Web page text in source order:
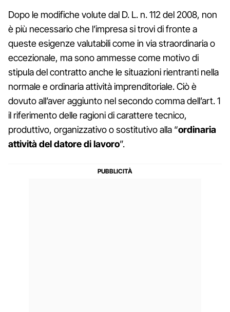
Dopo le modifiche volute dal D. L. n. 112 del 2008, non
è più necessario che l’impresa si trovi di fronte a
queste esigenze valutabili come in via straordinaria o
eccezionale, ma sono ammesse come motivo di
stipula del contratto anche le situazioni rientranti nella
normale e ordinaria attività imprenditoriale. Ciò è
dovuto all’aver aggiunto nel secondo comma dell’art. 1
il riferimento delle ragioni di carattere tecnico,
produttivo, organizzativo o sostitutivo alla “ordinaria
attività del datore di lavoro”.